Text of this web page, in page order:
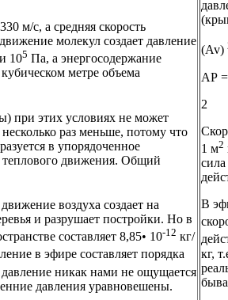
м/с, а средняя скорость
молекул создает давление
105 Па, а энергосодержание
метре объема
при этих условиях не может
раз меньше, потому что
в упорядоченное
теплового движения. Общий
воздуха создает на
и разрушает постройки. Но в
составляет 8,85• 10-12 кг/
в эфире составляет порядка
никак нами не ощущается
давления уравновешены.
(Av)
АР
2
1 м2
В
кг,